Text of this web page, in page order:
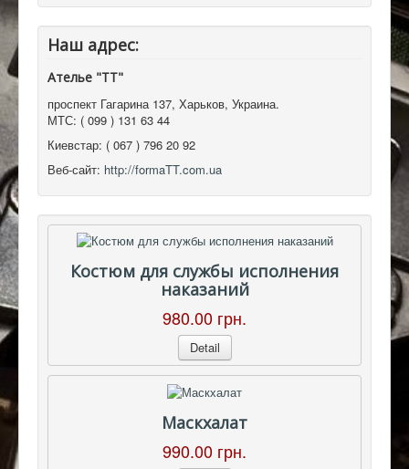
Наш адрес:
Ателье "ТТ"
проспект Гагарина 137, Харьков, Украина.
МТС: ( 099 ) 131 63 44
Киевстар: ( 067 ) 796 20 92
Веб-сайт: http://formaTT.com.ua
Костюм для службы исполнения
наказаний
980.00 грн.
Detail
Маскхалат
990.00 грн.